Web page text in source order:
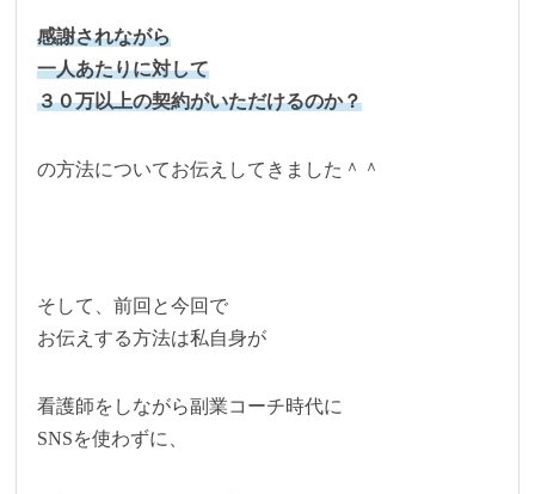
感謝されながら
一人あたりに対して
３０万以上の契約がいただけるのか？
の方法についてお伝えしてきました＾＾
そして、前回と今回で
お伝えする方法は私自身が
看護師をしながら副業コーチ時代に
SNSを使わずに、